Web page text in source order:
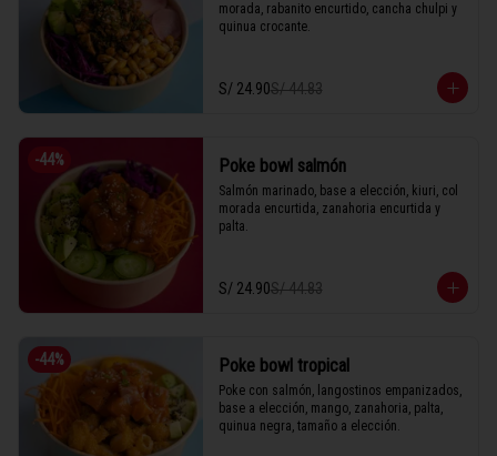
morada, rabanito encurtido, cancha chulpi y
quinua crocante.
S/ 24.90S/ 44.83
-44% Poke bowl salmón
Salmón marinado, base a elección, kiuri, col
morada encurtida, zanahoria encurtida y
palta.
S/ 24.90S/ 44.83
-44% Poke bowl tropical
Poke con salmón, langostinos empanizados,
base a elección, mango, zanahoria, palta,
quinua negra, tamaño a elección.